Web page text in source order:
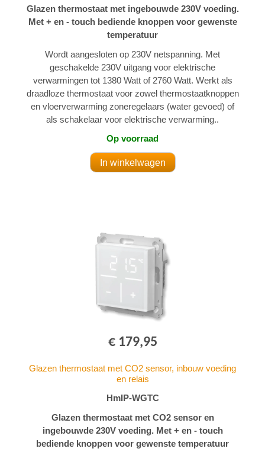
Glazen thermostaat met ingebouwde 230V voeding.
Met + en - touch bediende knoppen voor gewenste
temperatuur
Wordt aangesloten op 230V netspanning. Met
geschakelde 230V uitgang voor elektrische
verwarmingen tot 1380 Watt of 2760 Watt. Werkt als
draadloze thermostaat voor zowel thermostaatknoppen
en vloerverwarming zoneregelaars (water gevoed) of
als schakelaar voor elektrische verwarming..
Op voorraad
€ 179,95
Glazen thermostaat met CO2 sensor, inbouw voeding
en relais
HmIP-WGTC
Glazen thermostaat met CO2 sensor en
ingebouwde 230V voeding. Met + en - touch
bediende knoppen voor gewenste temperatuur